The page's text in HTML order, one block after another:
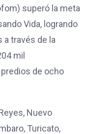
superó la meta
Vida, logrando
través de la
mil
de ocho
Nuevo
Turicato,